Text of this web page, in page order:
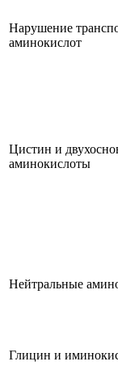
Нарушение
аминокислот
Цистин и
аминокислоты
Нейтральные
Глицин и